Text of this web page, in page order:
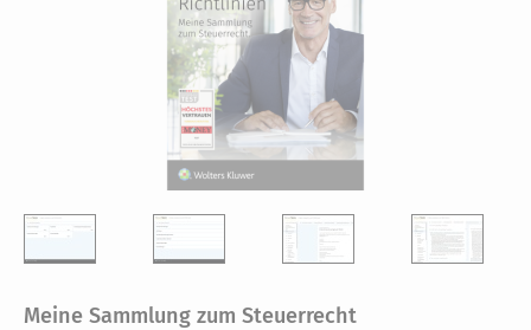
Meine Sammlung zum Steuerrecht